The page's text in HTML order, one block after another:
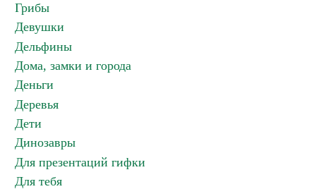
Грибы
Девушки
Дельфины
Дома, замки и города
Деньги
Деревья
Дети
Динозавры
Для презентаций гифки
Для тебя